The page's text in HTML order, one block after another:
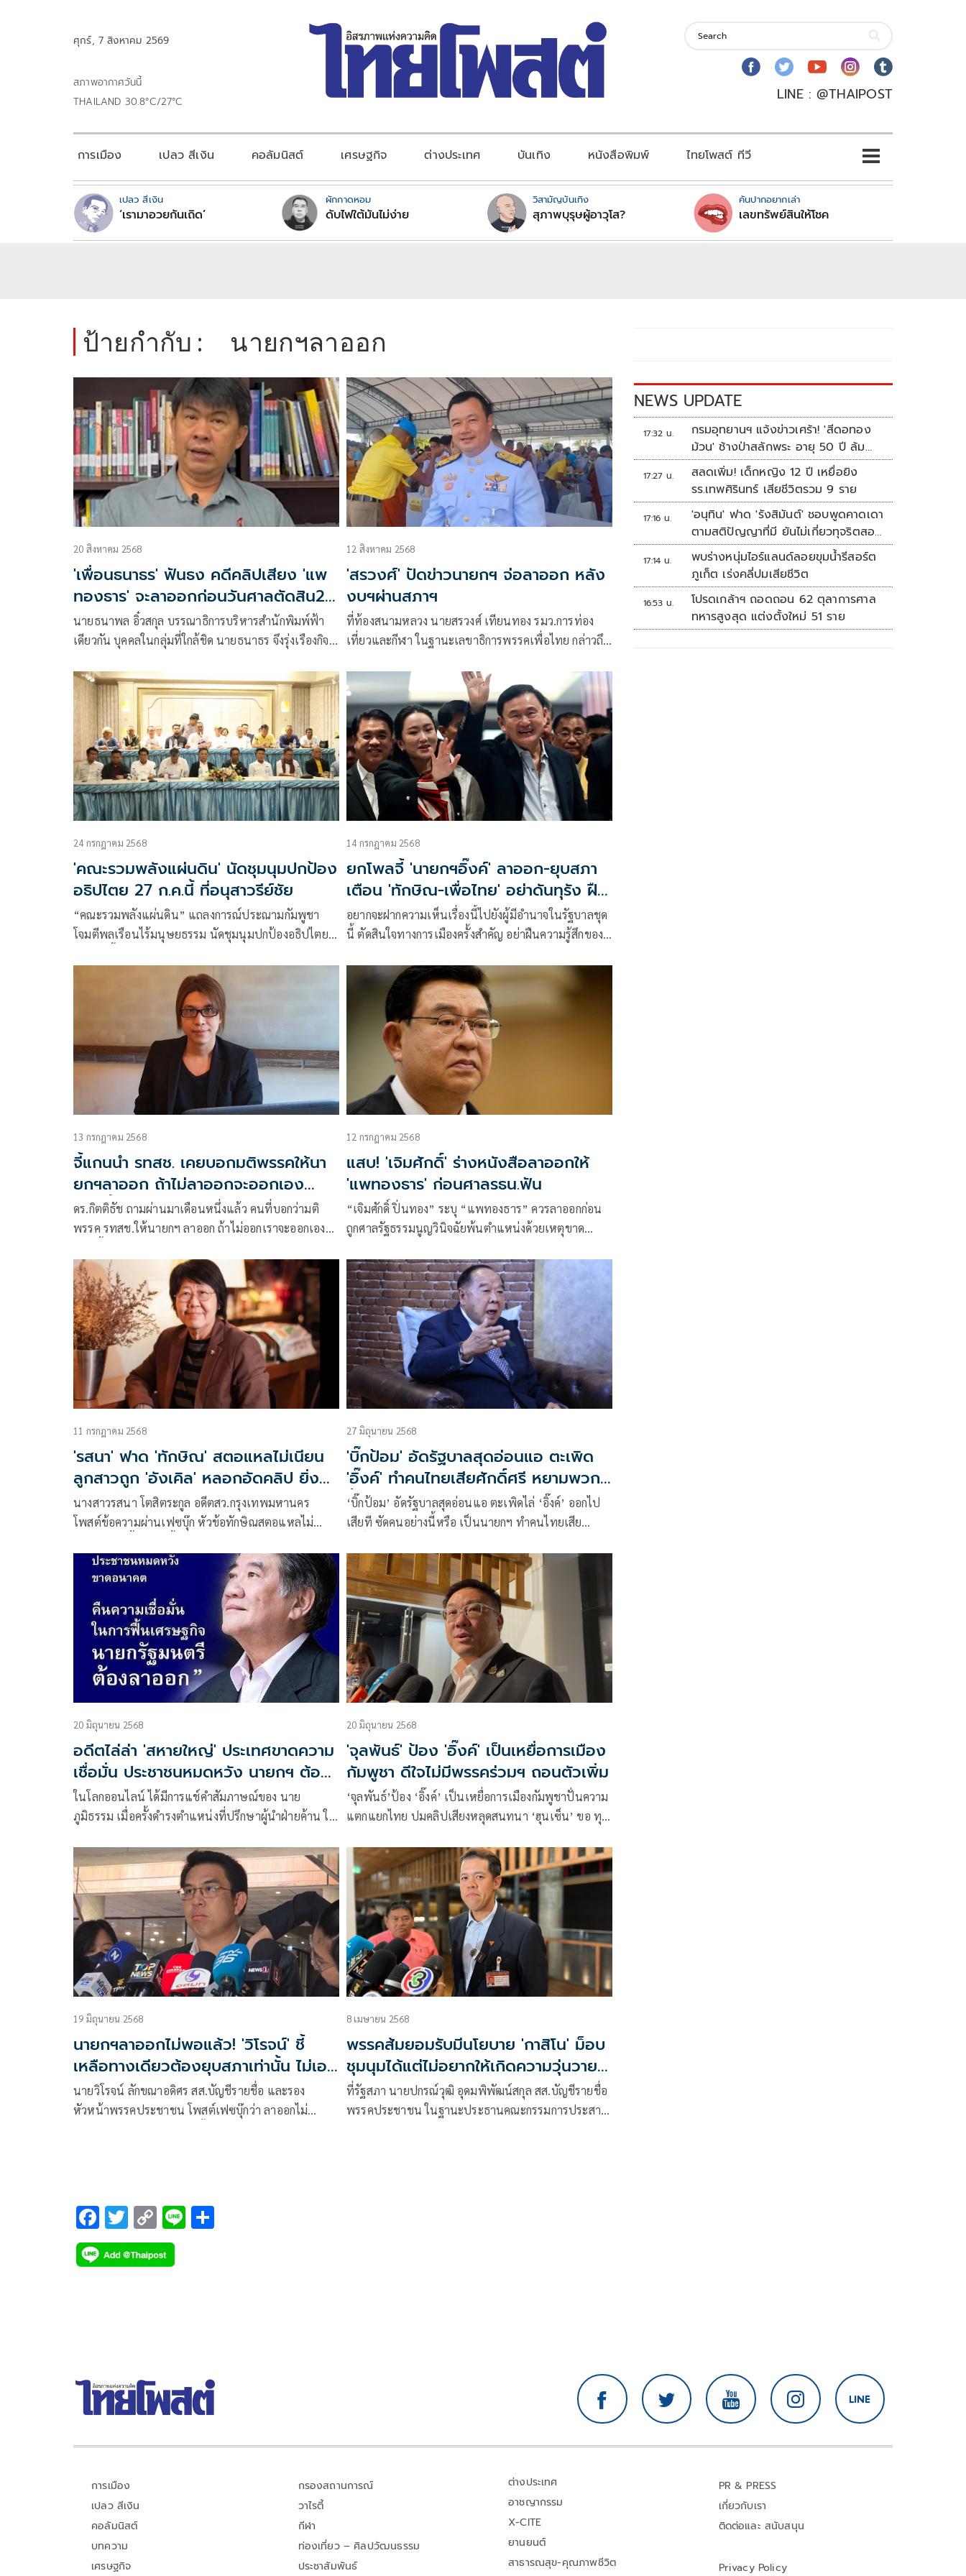
ศุกร์, 7 สิงหาคม 2569
สภาพอากาศวันนี้
THAILAND 30.8°C/27°C
LINE : @THAIPOST
การเมือง เปลว สีเงิน คอลัมนิสต์ เศรษฐกิจ ต่างประเทศ บันเทิง หนังสือพิมพ์ ไทยโพสต์ ทีวี
เปลว สีเงิน
‘เรามาอวยกันเถิด’
ผักกาดหอม
ดับไฟใต้มันไม่ง่าย
วิสามัญบันเทิง
สุภาพบุรุษผู้อาวุโส?
คันปากอยากเล่า
เลขทรัพย์สินให้โชค
ป้ายกำกับ : นายกฯลาออก
20 สิงหาคม 2568
'เพื่อนธนาธร' ฟันธง คดีคลิปเสียง 'แพ
ทองธาร' จะลาออกก่อนวันศาลตัดสิน29
ส.ค.
นายธนาพล อิ๋วสกุล บรรณาธิการบริหารสำนักพิมพ์ฟ้า
เดียวกัน บุคคลในกลุ่มที่ใกล้ชิด นายธนาธร จึงรุ่งเรืองกิจ
12 สิงหาคม 2568
'สรวงศ์' ปัดข่าวนายกฯ จ่อลาออก หลัง
งบฯผ่านสภาฯ
ที่ท้องสนามหลวง นายสรวงศ์​ เทียนทอง​ รมว.การท่อง
เที่ยวและกีฬา​ ในฐานะเลขาธิการพรรคเพื่อไทย​ กล่าวถึง
24 กรกฎาคม 2568
'คณะรวมพลังแผ่นดิน' นัดชุมนุมปกป้อง
อธิปไตย 27 ก.ค.นี้ ที่อนุสาวรีย์ชัย
“คณะรวมพลังแผ่นดิน” แถลงการณ์ประณามกัมพูชา
โจมตีพลเรือนไร้มนุษยธรรม นัดชุมนุมปกป้องอธิปไตย
14 กรกฎาคม 2568
ยกโพลจี้ 'นายกฯอิ๊งค์' ลาออก-ยุบสภา
เตือน 'ทักษิณ-เพื่อไทย' อย่าดันทุรัง ฝืน
ควารู้สึก ปชช.
อยากจะฝากความเห็นเรื่องนี้ไปยังผู้มีอำนาจในรัฐบาลชุด
นี้ ตัดสินใจทางการเมืองครั้งสำคัญ อย่าฝืนความรู้สึกของ
อำนาจไว้ ควรจะเปิดทางเลือกให้กับประชาชน
13 กรกฎาคม 2568
จี้แกนนำ รทสช. เคยบอกมติพรรคให้นา
ยกฯลาออก ถ้าไม่ลาออกจะออกเอง
ตอนนี้จะทำอย่างไร
ดร.กิตติธัช ถามผ่านมาเดือนหนึ่งแล้ว คนที่บอกว่ามติ
พรรค รทสช.ให้นายกฯ ลาออก ถ้าไม่ออกเราจะออกเอง
12 กรกฎาคม 2568
แสบ! 'เจิมศักดิ์' ร่างหนังสือลาออกให้
'แพทองธาร' ก่อนศาลรธน.ฟัน
“เจิมศักดิ์ ปิ่นทอง” ระบุ “แพทองธาร” ควรลาออกก่อน
ถูกศาลรัฐธรรมนูญวินิจฉัยพ้นตำแหน่งด้วยเหตุขาด
11 กรกฎาคม 2568
'รสนา' ฟาด 'ทักษิณ' สตอแหลไม่เนียน
ลูกสาวถูก 'อังเคิล' หลอกอัดคลิป ยิ่งซ้ำ
เติมว่าไร้วุฒิภาวะ
นางสาวรสนา โตสิตระกูล อดีตสว.กรุงเทพมหานคร
โพสต์ข้อความผ่านเฟซบุ๊ก หัวข้อทักษิณสตอแหลไม่
27 มิถุนายน 2568
'บิ๊กป้อม' อัดรัฐบาลสุดอ่อนแอ ตะเพิด
'อิ๊งค์' ทำคนไทยเสียศักดิ์ศรี หยามพวก
ขี้ทูด-พญาละแวก
‘บิ๊กป้อม’ อัดรัฐบาลสุดอ่อนแอ ตะเพิดไล่ ‘อิ๊งค์’ ออกไป
เสียที ซัดคนอย่างนี้หรือ เป็นนายกฯ ทำคนไทยเสีย
พวกขี้ทูด-พญาละแวก ไม่มาเจรจาอาร์บีซี ก็ไม่ต้องง้อ มึง
อยู่ได้ก็อยู่ไป เชื่อไม่มีรัฐประหาร ยันพร้อมนำพปชร.สู้ต่อ
20 มิถุนายน 2568
อดีตไล่ล่า 'สหายใหญ่' ประเทศขาดความ
เชื่อมั่น ประชาชนหมดหวัง นายกฯ ต้อง
ลาออก
ในโลกออนไลน์ ได้มีการแช์คำสัมภาษณ์ของ นาย
ภูมิธรรม เมื่อครั้งดำรงตำแหน่งที่ปรึกษาผู้นำฝ่ายค้าน ใน
ในรัฐบาลและต่อตัวพล.อ.ประยุทธ์ จันทร์โอชา นายก
รัฐมนตรี ในขณะนั้น ตอนหนึ่งว่า
20 มิถุนายน 2568
'จุลพันธ์' ป้อง 'อิ๊งค์' เป็นเหยื่อการเมือง
กัมพูชา ดีใจไม่มีพรรคร่วมฯ ถอนตัวเพิ่ม
‘จุลพันธ์’ป้อง ‘อิ๊งค์’ เป็นเหยื่อการเมืองกัมพูชาปั่นความ
แตกแยกไทย ปมคลิปเสียงหลุดสนทนา ‘ฮุนเซ็น’ ขอ ทุก
จังหวะเรียกร้องยุบสภาฯ ชิงความได้เปรียบตัวเองหาก
เลือกตั้งเร็ว ชี้ อำนาจปรับ ครม.ใหม่เป็นของ ‘นายกฯ’ รับ
ดีใจไม่มีพรรคร่วมฯ ถอนตัวเพิ่ม ยัน รบ. ยืนหยัดแก้
ปัญหาชายแดน เชื่อจากนี้มีมาตรการชัดขึ้น
19 มิถุนายน 2568
นายกฯลาออกไม่พอแล้ว! 'วิโรจน์' ชี้
เหลือทางเดียวต้องยุบสภาเท่านั้น ไม่เอา
รัฐประหาร
นายวิโรจน์ ลักขณาอดิศร สส.บัญชีรายชื่อ และรอง
หัวหน้าพรรคประชาชน โพสต์เฟซบุ๊กว่า ลาออกไม่
8 เมษายน 2568
พรรคส้มยอมรับมีนโยบาย 'กาสิโน' ม็อบ
ชุมนุมได้แต่ไม่อยากให้เกิดความวุ่นวาย
ระบุร่างกม.ตก นายกฯไป
ที่รัฐสภา นายปกรณ์วุฒิ อุดมพิพัฒน์สกุล สส.บัญชีรายชื่อ
พรรคประชาชน ในฐานะประธานคณะกรรมการประสาน
F
ac
e
T
wi
tt
C
o
p
Li
NEWS UPDATE
17:32 น.
กรมอุทยานฯ แจ้งข่าวเศร้า! 'สีดอทอง
ม้วน' ช้างป่าสลักพระ อายุ 50 ปี ล้ม
แล้ว
17:27 น.
สลดเพิ่ม! เด็กหญิง 12 ปี เหยื่อยิง
รร.เทพศิรินทร์ เสียชีวิตรวม 9 ราย
17:16 น.
'อนุทิน' ฟาด 'รังสิมันต์' ชอบพูดคาดเดา
ตามสติปัญญาที่มี ยันไม่เกี่ยวทุจริตสอบ
ท้องถิ่น
17:14 น.
พบร่างหนุ่มไอร์แลนด์ลอยขุมน้ำรีสอร์ต
ภูเก็ต เร่งคลี่ปมเสียชีวิต
16:53 น.
โปรดเกล้าฯ ถอดถอน 62 ตุลาการศาล
ทหารสูงสุด แต่งตั้งใหม่ 51 ราย
การเมือง
เปลว สีเงิน
คอลัมนิสต์
บทความ
เศรษฐกิจ
กรองสถานการณ์
วาไรตี้
กีฬา
ท่องเที่ยว – ศิลปวัฒนธรรม
ประชาสัมพันธ์
ต่างประเทศ
อาชญากรรม
X-CITE
ยานยนต์
สาธารณสุข-คุณภาพชีวิต
PR & PRESS
เกี่ยวกับเรา
ติดต่อและ สนับสนุน
Privacy Policy